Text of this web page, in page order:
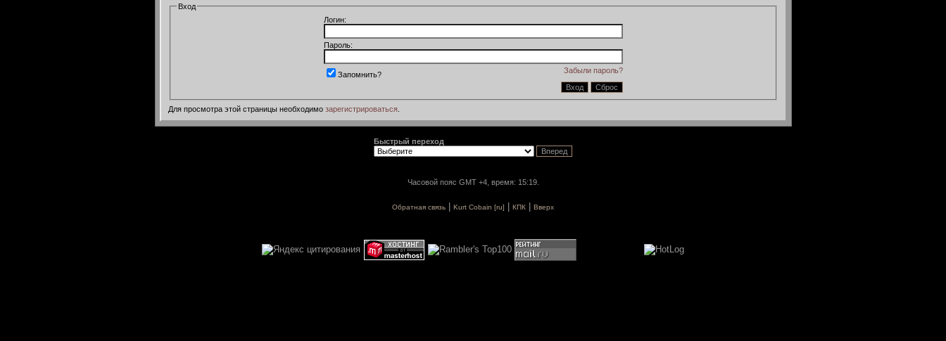
Вход
Логин:
Пароль:
Забыли пароль?
Запомнить?
Для просмотра этой страницы необходимо зарегистрироваться.
Быстрый переход
Часовой пояс GMT +4, время: 15:19.
Обратная связь Kurt Cobain [ru] КПК Вверх